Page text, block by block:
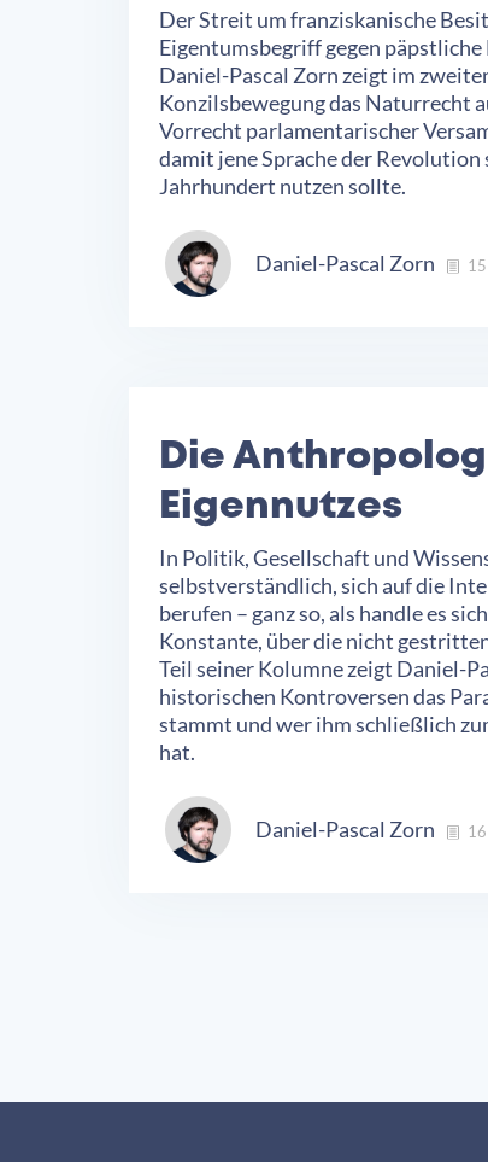
Der Streit um franziskanische
Eigentumsbegriff gegen
Daniel-Pascal Zorn zeigt im
Konzilsbewegung das Naturrecht
Vorrecht parlamentarischer
damit jene Sprache der Revolution
Jahrhundert nutzen sollte.
Daniel-Pascal Zorn
Die
Eigennutzes
In Politik, Gesellschaft und
selbstverständlich, sich auf die
berufen – ganz so, als handle es
Konstante, über die nicht
Teil seiner Kolumne zeigt Daniel-
historischen Kontroversen das
stammt und wer ihm schließlich
hat.
Daniel-Pascal Zorn